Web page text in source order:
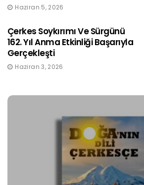
Haziran 5, 2026
Çerkes Soykırımı Ve Sürgünü
162. Yıl Anma Etkinliği Başarıyla
Gerçekleşti
Haziran 3, 2026